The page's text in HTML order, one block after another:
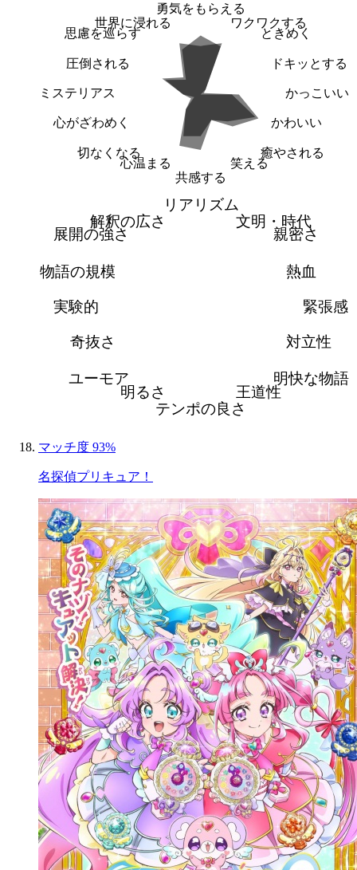
勇気をもらえる
ワクワクする
ときめく
ドキッとする
かっこいい
かわいい
癒やされる
笑える
共感する
心温まる
切なくなる
心がざわめく
ミステリアス
圧倒される
思慮を巡らす
世界に浸れる
リアリズム
文明・時代
親密さ
熱血
緊張感
対立性
明快な物語
王道性
テンポの良さ
明るさ
ユーモア
奇抜さ
実験的
物語の規模
展開の強さ
解釈の広さ
マッチ度 93%
名探偵プリキュア！